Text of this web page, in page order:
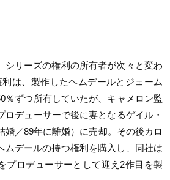
シリーズの権利の所有者が次々と変わ
は、製作したヘムデールとジェーム
％ずつ所有していたが、キャメロン監
ロデューサーで後に妻となるゲイル・
婚／89年に離婚）に売却。その後カロ
ムデールの持つ権利を購入し、同社は
プロデューサーとして迎え2作目を製